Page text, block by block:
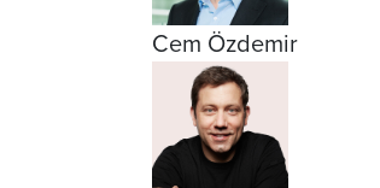
Cem Özdemir